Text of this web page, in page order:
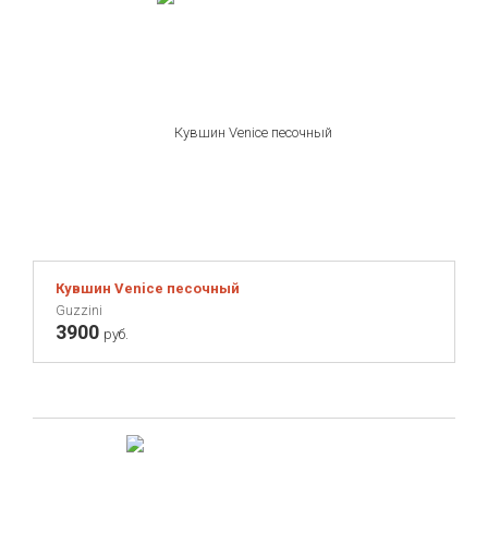
Кувшин Venice песочный
Guzzini
3900 руб.